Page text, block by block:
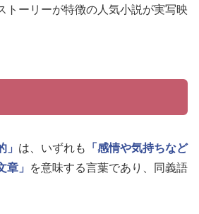
トーリーが特徴の人気小説が実写映
」 は、いずれも
「感情や気持ちなど
」
を意味する言葉であり、同義語